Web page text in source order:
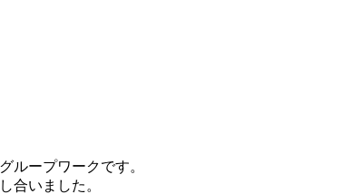
ループワークです。
合いました。